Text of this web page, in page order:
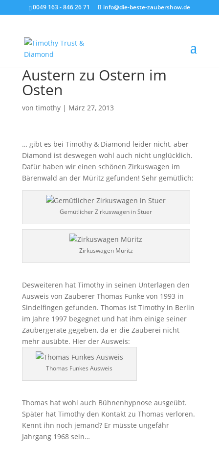
0049 163 - 846 26 71 info@die-beste-zaubershow.de
Austern zu Ostern im
Osten
von timothy| März 27, 2013
… gibt es bei Timothy & Diamond leider nicht, aber
Diamond ist deswegen wohl auch nicht unglücklich.
Dafür haben wir einen schönen Zirkuswagen im
Bärenwald an der Müritz gefunden! Sehr gemütlich:
Gemütlicher Zirkuswagen in Stuer
Zirkuswagen Müritz
Desweiteren hat Timothy in seinen Unterlagen den
Ausweis von Zauberer Thomas Funke von 1993 in
Sindelfingen gefunden. Thomas ist Timothy in Berlin
im Jahre 1997 begegnet und hat ihm einige seiner
Zaubergeräte gegeben, da er die Zauberei nicht
mehr ausübte. Hier der Ausweis:
Thomas Funkes Ausweis
Thomas hat wohl auch Bühnenhypnose ausgeübt.
Später hat Timothy den Kontakt zu Thomas verloren.
Kennt ihn noch jemand? Er müsste ungefähr
Jahrgang 1968 sein…